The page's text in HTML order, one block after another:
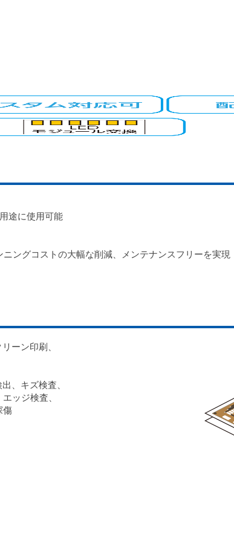
途に使用可能
ングコストの大幅な削減、メンテナンスフリーを実現
ーン印刷、
、キズ検査、
ッジ検査、
傷